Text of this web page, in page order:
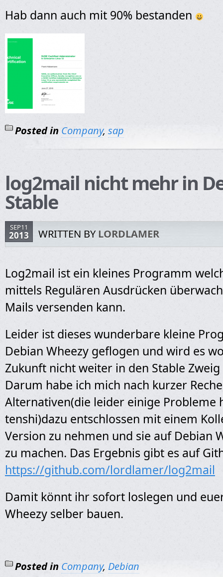
Hab dann auch mit 90% bestanden
Posted in Company, sap
log2mail nicht mehr in
Stable
SEP11
2013 WRITTEN BYLORDLAMER
Log2mail ist ein kleines Programm
mittels Regulären Ausdrücken
Mails versenden kann.
Leider ist dieses wunderbare kleine
Debian Wheezy geflogen und wird es
Zukunft nicht weiter in den Stable
Darum habe ich mich nach kurzer
Alternativen(die leider einige Probleme
tenshi)dazu entschlossen mit einem
Version zu nehmen und sie auf Debian
zu machen. Das Ergebnis gibt es auf
https://github.com/lordlamer/log2mail
Damit könnt ihr sofort loslegen und
Wheezy selber bauen.
Posted in Company, Debian